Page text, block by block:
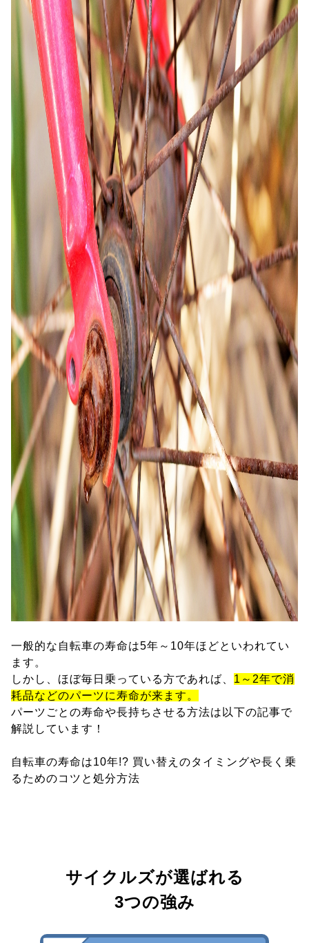
一般的な自転車の寿命は5年～10年ほどといわれてい
ます。
しかし、ほぼ毎日乗っている方であれば、 1～2年で消
耗品などのパーツに寿命が来ます。
パーツごとの寿命や長持ちさせる方法は以下の記事で
解説しています！
自転車の寿命は10年!? 買い替えのタイミングや長く乗
るためのコツと処分方法
サイクルズが選ばれる
3つの強み